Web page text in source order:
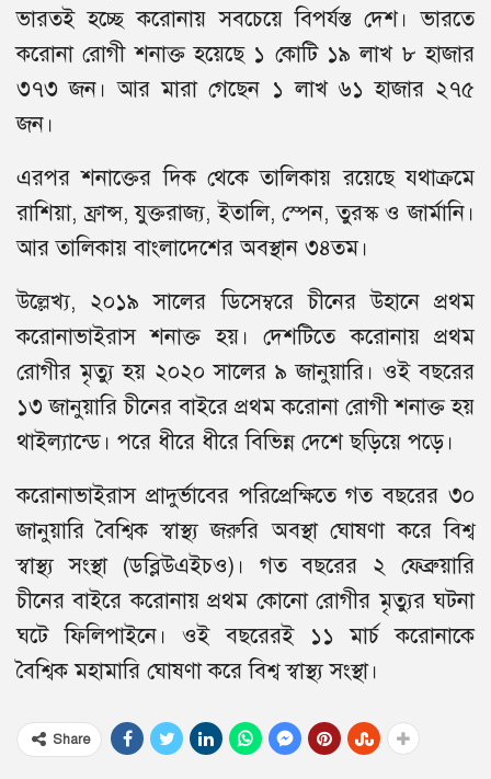
ভারতই হচ্ছে করোনায় সবচেয়ে বিপর্যস্ত দেশ। ভারতে
করোনা রোগী শনাক্ত হয়েছে ১ কোটি ১৯ লাখ ৮ হাজার
৩৭৩ জন। আর মারা গেছেন ১ লাখ ৬১ হাজার ২৭৫
জন।
এরপর শনাক্তের দিক থেকে তালিকায় রয়েছে যথাক্রমে
রাশিয়া, ফ্রান্স, যুক্তরাজ্য, ইতালি, স্পেন, তুরস্ক ও জার্মানি।
আর তালিকায় বাংলাদেশের অবস্থান ৩৪তম।
উল্লেখ্য, ২০১৯ সালের ডিসেম্বরে চীনের উহানে প্রথম
করোনাভাইরাস শনাক্ত হয়। দেশটিতে করোনায় প্রথম
রোগীর মৃত্যু হয় ২০২০ সালের ৯ জানুয়ারি। ওই বছরের
১৩ জানুয়ারি চীনের বাইরে প্রথম করোনা রোগী শনাক্ত হয়
থাইল্যান্ডে। পরে ধীরে ধীরে বিভিন্ন দেশে ছড়িয়ে পড়ে।
করোনাভাইরাস প্রাদুর্ভাবের পরিপ্রেক্ষিতে গত বছরের ৩০
জানুয়ারি বৈশ্বিক স্বাস্থ্য জরুরি অবস্থা ঘোষণা করে বিশ্ব
স্বাস্থ্য সংস্থা (ডব্লিউএইচও)। গত বছরের ২ ফেব্রুয়ারি
চীনের বাইরে করোনায় প্রথম কোনো রোগীর মৃত্যুর ঘটনা
ঘটে ফিলিপাইনে। ওই বছরেরই ১১ মার্চ করোনাকে
বৈশ্বিক মহামারি ঘোষণা করে বিশ্ব স্বাস্থ্য সংস্থা।
Share